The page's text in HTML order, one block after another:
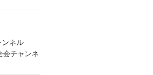
ンネル
会チャンネ